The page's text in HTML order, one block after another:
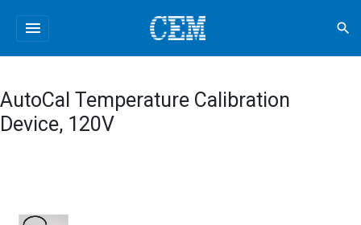
menu search
AutoCal Temperature Calibration
Device, 120V